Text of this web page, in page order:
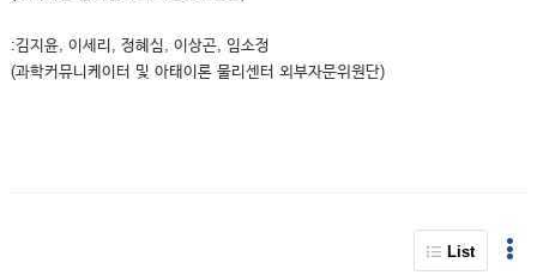
:김지윤, 이세리, 정혜심, 이상곤, 임소정
(과학커뮤니케이터 및 아태이론 물리센터 외부자문위원단)
List